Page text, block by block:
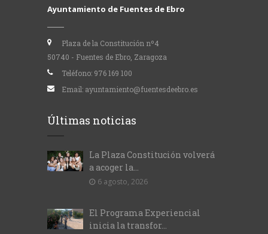
Ayuntamiento de Fuentes de Ebro
Plaza de la Constitución nº4
50740 - Fuentes de Ebro, Zaragoza
Teléfono: 976 169 100
Email: ayuntamiento@fuentesdeebro.es
Últimas noticias
La Plaza Constitución volverá
a acoger la...
6 agosto, 2026
El Programa Experiencial
inicia la transfor...